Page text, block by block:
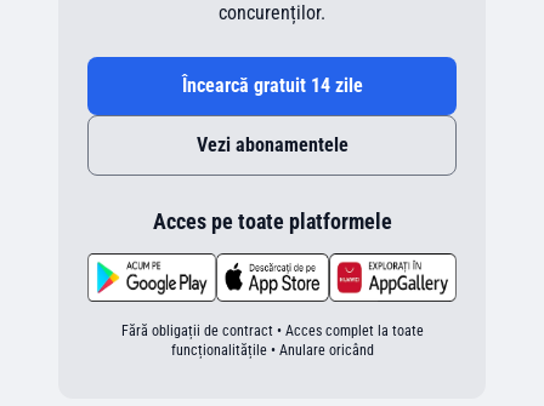
concurenților.
Încearcă gratuit 14 zile
Vezi abonamentele
Acces pe toate platformele
Fără obligații de contract • Acces complet la toate
funcționalitățile • Anulare oricând